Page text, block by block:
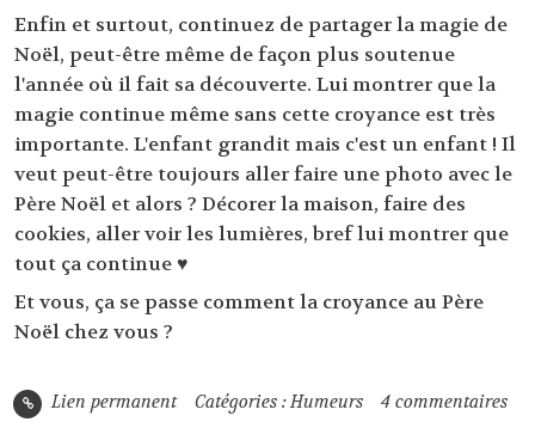
Enfin et surtout, continuez de partager la magie de
Noël, peut-être même de façon plus soutenue
l'année où il fait sa découverte. Lui montrer que la
magie continue même sans cette croyance est très
importante. L'enfant grandit mais c'est un enfant ! Il
veut peut-être toujours aller faire une photo avec le
Père Noël et alors ? Décorer la maison, faire des
cookies, aller voir les lumières, bref lui montrer que
tout ça continue ♥
Et vous, ça se passe comment la croyance au Père
Noël chez vous ?
Lien permanent Catégories :Humeurs 4 commentaires